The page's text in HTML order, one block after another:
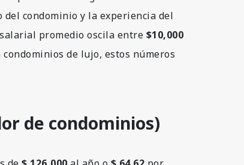
del condominio y la experiencia del
promedio oscila entre $10,000
condominios de lujo, estos números
de condominios)